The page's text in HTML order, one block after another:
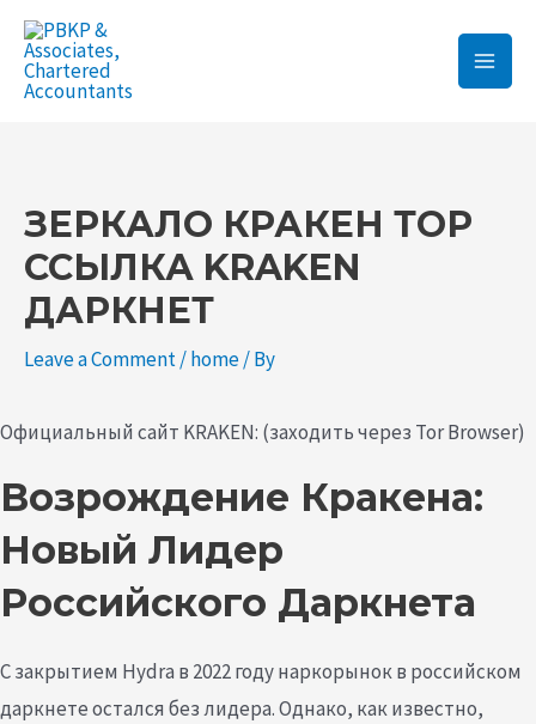
Skip
content
Main
ЗЕРКАЛО КРАКЕН ТОР
ССЫЛКА KRAKEN
ДАРКНЕТ
Leave a Comment/home/ By
Официальный сайт KRAKEN: (заходить через Tor Browser)
Возрождение Кракена:
Новый Лидер
Российского Даркнета
С закрытием Hydra в 2022 году наркорынок в российском
даркнете остался без лидера. Однако, как известно,